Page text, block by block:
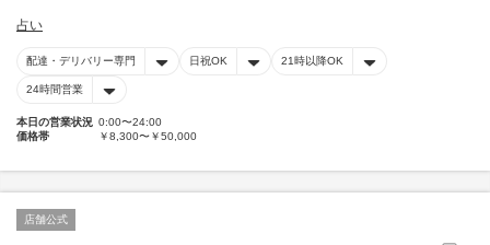
占い
配達・デリバリー専門 日祝OK 21時以降OK
24時間営業
本日の営業状況 0:00〜24:00
価格帯
￥8,300〜￥50,000
店舗公式